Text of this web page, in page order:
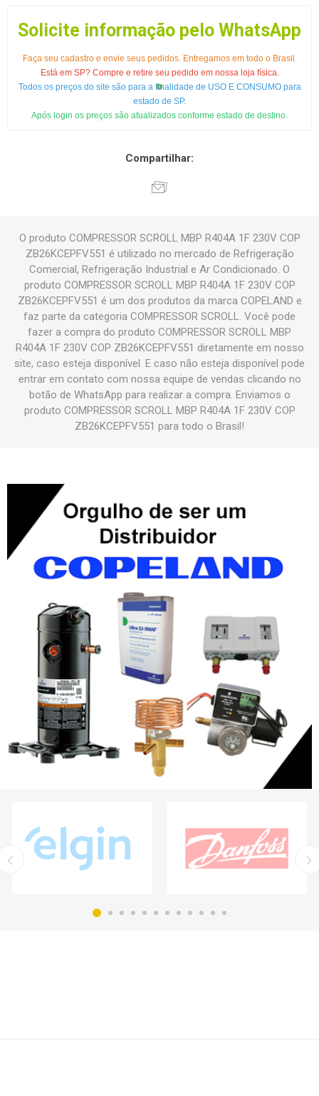
Solicite informação pelo WhatsApp
Faça seu cadastro e envie seus pedidos. Entregamos em todo o Brasil.
Está em SP? Compre e retire seu pedido em nossa loja física.
Todos os preços do site são para a finalidade de USO E CONSUMO para
estado de SP.
Após login os preços são atualizados conforme estado de destino.
Compartilhar:
O produto COMPRESSOR SCROLL MBP R404A 1F 230V COP
ZB26KCEPFV551 é utilizado no mercado de Refrigeração
Comercial, Refrigeração Industrial e Ar Condicionado. O
produto COMPRESSOR SCROLL MBP R404A 1F 230V COP
ZB26KCEPFV551 é um dos produtos da marca COPELAND e
faz parte da categoria COMPRESSOR SCROLL. Você pode
fazer a compra do produto COMPRESSOR SCROLL MBP
R404A 1F 230V COP ZB26KCEPFV551 diretamente em nosso
site, caso esteja disponível. E caso não esteja disponível pode
entrar em contato com nossa equipe de vendas clicando no
botão de WhatsApp para realizar a compra. Enviamos o
produto COMPRESSOR SCROLL MBP R404A 1F 230V COP
ZB26KCEPFV551 para todo o Brasil!